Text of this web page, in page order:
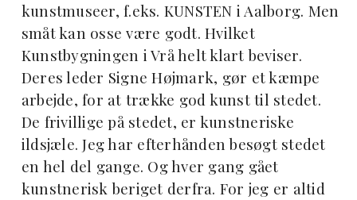
kunstmuseer, f.eks. KUNSTEN i Aalborg. Men
småt kan osse være godt. Hvilket
Kunstbygningen i Vrå helt klart beviser.
Deres leder Signe Højmark, gør et kæmpe
arbejde, for at trække god kunst til stedet.
De frivillige på stedet, er kunstneriske
ildsjæle. Jeg har efterhånden besøgt stedet
en hel del gange. Og hver gang gået
kunstnerisk beriget derfra. For jeg er altid